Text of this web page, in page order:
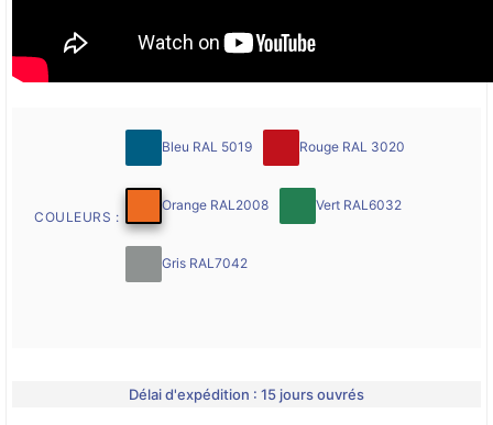
COULEURS :
Bleu RAL 5019 Rouge RAL 3020
Orange RAL2008 Vert RAL6032
Gris RAL7042
Délai d'expédition : 15 jours ouvrés